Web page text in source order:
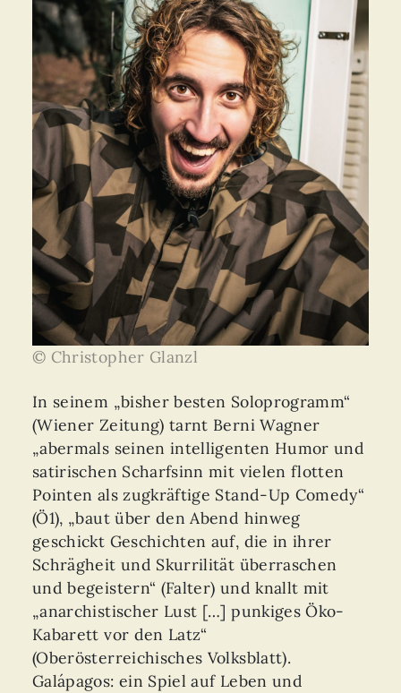
© Christopher Glanzl
In seinem „bisher besten Soloprogramm“
(Wiener Zeitung) tarnt Berni Wagner
„abermals seinen intelligenten Humor und
satirischen Scharfsinn mit vielen flotten
Pointen als zugkräftige Stand-Up Comedy“
(Ö1), „baut über den Abend hinweg
geschickt Geschichten auf, die in ihrer
Schrägheit und Skurrilität überraschen
und begeistern“ (Falter) und knallt mit
„anarchistischer Lust […] punkiges Öko-
Kabarett vor den Latz“
(Oberösterreichisches Volksblatt).
Galápagos: ein Spiel auf Leben und